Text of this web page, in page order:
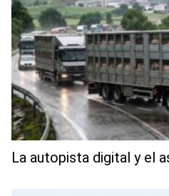
La autopista digital y el